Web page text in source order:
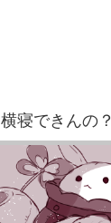
寝できんの？